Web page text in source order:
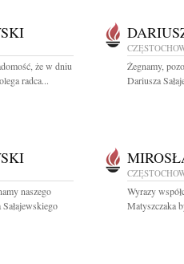
że w dniu
radca...
Żegnamy,
Dariusza
naszego
Wyrazy
Matyszczaka